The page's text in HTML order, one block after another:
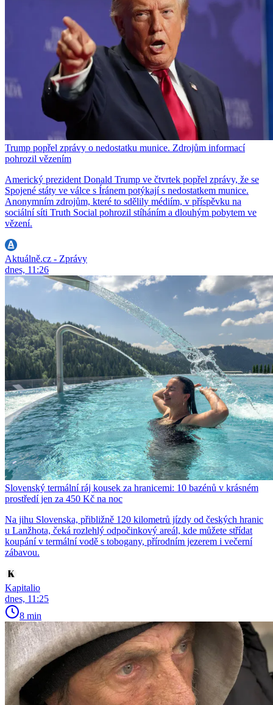
Trump popřel zprávy o nedostatku munice. Zdrojům informací
pohrozil vězením
Americký prezident Donald Trump ve čtvrtek popřel zprávy, že se
Spojené státy ve válce s Íránem potýkají s nedostatkem munice.
Anonymním zdrojům, které to sdělily médiím, v příspěvku na
sociální síti Truth Social pohrozil stíháním a dlouhým pobytem ve
vězení.
Aktuálně.cz - Zprávy
dnes, 11:26
Slovenský termální ráj kousek za hranicemi: 10 bazénů v krásném
prostředí jen za 450 Kč na noc
Na jihu Slovenska, přibližně 120 kilometrů jízdy od českých hranic
u Lanžhota, čeká rozlehlý odpočinkový areál, kde můžete střídat
koupání v termální vodě s tobogany, přírodním jezerem i večerní
zábavou.
Kapitalio
dnes, 11:25
8 min